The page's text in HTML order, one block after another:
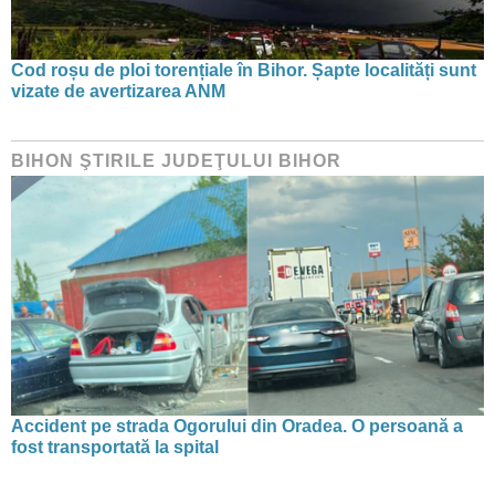
Cod roșu de ploi torențiale în Bihor. Șapte localități sunt
vizate de avertizarea ANM
BIHON ŞTIRILE JUDEŢULUI BIHOR
Accident pe strada Ogorului din Oradea. O persoană a
fost transportată la spital